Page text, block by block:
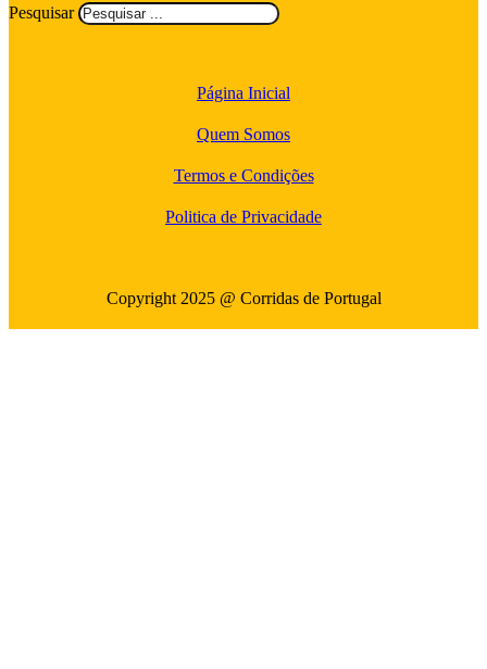
Pesquisar
Página Inicial
Quem Somos
Termos e Condições
Politica de Privacidade
Copyright 2025 @ Corridas de Portugal